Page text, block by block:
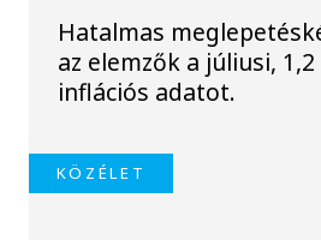
Hatalmas
az elemzők a júliusi,
inflációs adatot.
KÖZÉLET